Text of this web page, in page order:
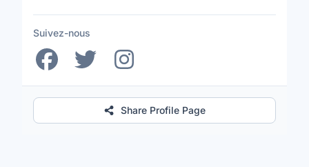
Suivez-nous
Share Profile Page